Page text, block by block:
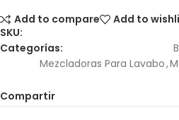
Add to compare
Add to
SKU:
Categorías:
Mezcladoras Para Lavabo,
Compartir